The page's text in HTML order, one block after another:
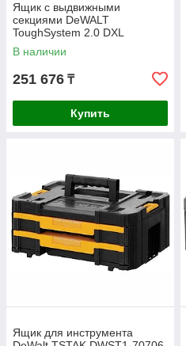
Ящик с выдвижными
секциями DeWALT
ToughSystem 2.0 DXL
DWST08520-1
В наличии
251 676 ₸
Купить
Ящик для инструмента